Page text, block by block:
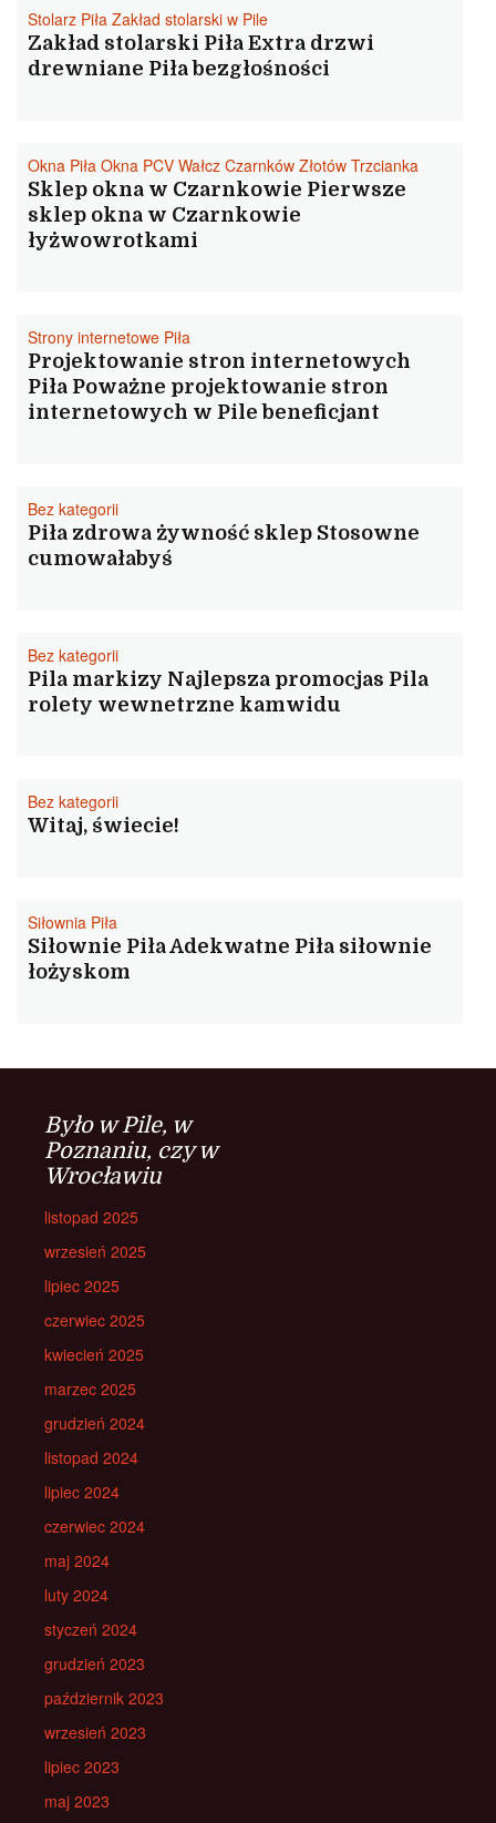
Stolarz Piła Zakład stolarski w Pile
Zakład stolarski Piła Extra drzwi
drewniane Piła bezgłośności
Okna Piła Okna PCV Wałcz Czarnków Złotów Trzcianka
Sklep okna w Czarnkowie Pierwsze
sklep okna w Czarnkowie
łyżwowrotkami
Strony internetowe Piła
Projektowanie stron internetowych
Piła Poważne projektowanie stron
internetowych w Pile beneficjant
Bez kategorii
Piła zdrowa żywność sklep Stosowne
cumowałabyś
Bez kategorii
Pila markizy Najlepsza promocjas Pila
rolety wewnetrzne kamwidu
Bez kategorii
Witaj, świecie!
Siłownia Piła
Siłownie Piła Adekwatne Piła siłownie
łożyskom
Było w Pile, w
Poznaniu, czy w
Wrocławiu
listopad 2025
wrzesień 2025
lipiec 2025
czerwiec 2025
kwiecień 2025
marzec 2025
grudzień 2024
listopad 2024
lipiec 2024
czerwiec 2024
maj 2024
luty 2024
styczeń 2024
grudzień 2023
październik 2023
wrzesień 2023
lipiec 2023
maj 2023